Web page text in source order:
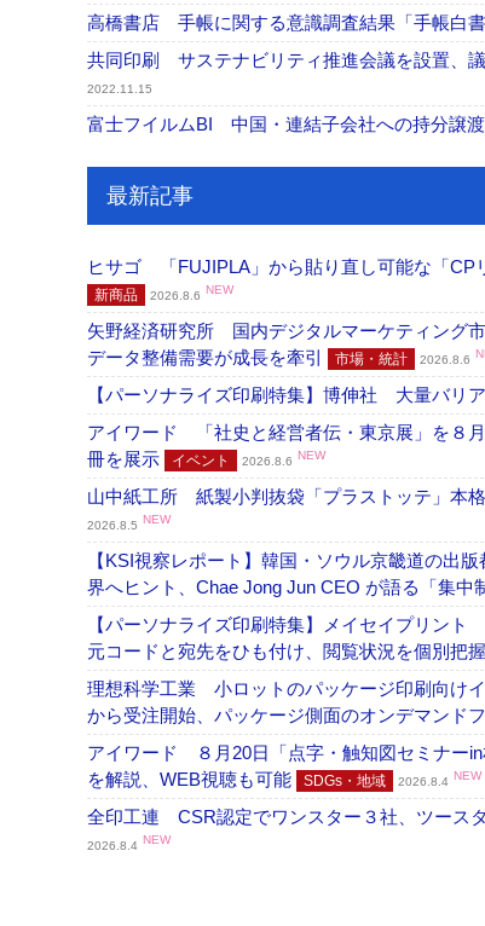
高橋書店 手帳に関する意識調査結果「手帳白
共同印刷 サステナビリティ推進会議を設置、
2022.11.15
富士フイルムBI 中国・連結子会社への持分譲
最新記事
ヒサゴ 「FUJIPLA」から貼り直し可能な「
新商品 2026.8.6 NEW
矢野経済研究所 国内デジタルマーケティング
データ整備需要が成長を牽引
市場・統計 2026.8.6
【パーソナライズ印刷特集】博伸社 大量バリ
アイワード 「社史と経営者伝・東京展」を８
冊を展示
イベント 2026.8.6 NEW
山中紙工所 紙製小判抜袋「プラストッテ」本
2026.8.5 NEW
【KSI視察レポート】韓国・ソウル京畿道の出
界へヒント、Chae Jong Jun CEO が語る「集中
【パーソナライズ印刷特集】メイセイプリン
元コードと宛先をひも付け、閲覧状況を個別把握
理想科学工業 小ロットのパッケージ印刷向け
から受注開始、パッケージ側面のオンデマンド
アイワード ８月20日「点字・触知図セミナー
を解説、WEB視聴も可能
SDGs・地域 2026.8.4 NEW
全印工連 CSR認定でワンスター３社、ツース
2026.8.4 NEW